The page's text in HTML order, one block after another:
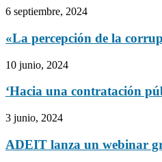
6 septiembre, 2024
«La percepción de la
10 junio, 2024
‘Hacia una contratación
3 junio, 2024
ADEIT lanza un webinar